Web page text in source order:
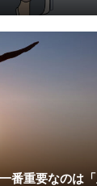
番重要なのは